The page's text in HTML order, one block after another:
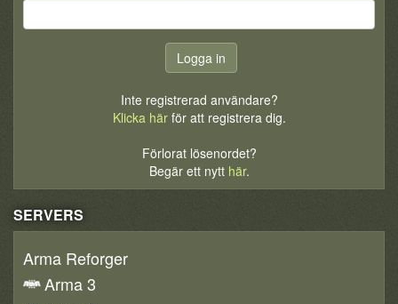
Inte registrerad användare?
Klicka härför att registrera dig.
Förlorat lösenordet?
Begär ett nytt här.
SERVERS
Arma Reforger
Arma 3